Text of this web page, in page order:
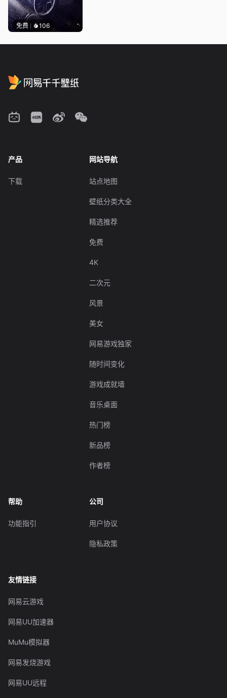
免费 106
产品
下载
网站导航
站点地图
壁纸分类大全
精选推荐
免费
4K
二次元
风景
美女
网易游戏独家
随时间变化
游戏成就墙
音乐桌面
热门榜
新品榜
作者榜
帮助
功能指引
公司
用户协议
隐私政策
友情链接
网易云游戏
网易UU加速器
MuMu模拟器
网易发烧游戏
网易UU远程